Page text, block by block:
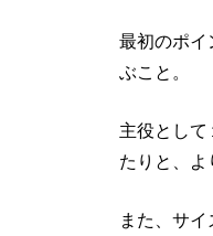
最初のポ
ぶこと。
主役とし
たりと、よ
また、サ